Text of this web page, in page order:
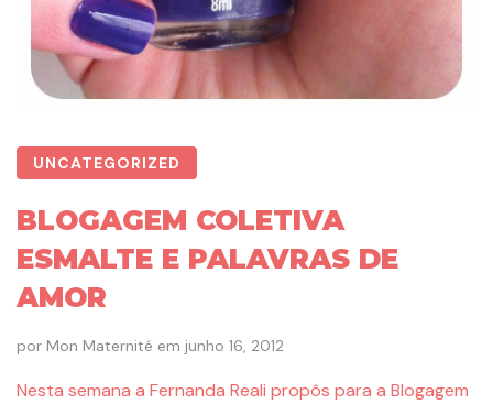
UNCATEGORIZED
BLOGAGEM COLETIVA
ESMALTE E PALAVRAS DE
AMOR
por Mon Maternité em junho 16, 2012
Nesta semana a Fernanda Reali propôs para a Blogagem